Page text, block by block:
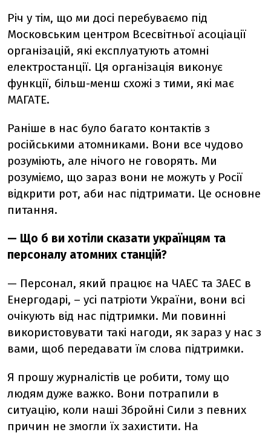
Річ у тім, що ми досі перебуваємо під
Московським центром Всесвітньої асоціації
організацій, які експлуатують атомні
електростанції. Ця організація виконує
функції, більш-менш схожі з тими, які має
МАГАТЕ.
Раніше в нас було багато контактів з
російськими атомниками. Вони все чудово
розуміють, але нічого не говорять. Ми
розуміємо, що зараз вони не можуть у Росії
відкрити рот, аби нас підтримати. Це основне
питання.
— Що б ви хотіли сказати українцям та
персоналу атомних станцій?
— Персонал, який працює на ЧАЕС та ЗАЕС в
Енергодарі, – усі патріоти України, вони всі
очікують від нас підтримки. Ми повинні
використовувати такі нагоди, як зараз у нас з
вами, щоб передавати їм слова підтримки.
Я прошу журналістів це робити, тому що
людям дуже важко. Вони потрапили в
ситуацію, коли наші Збройні Сили з певних
причин не змогли їх захистити. На